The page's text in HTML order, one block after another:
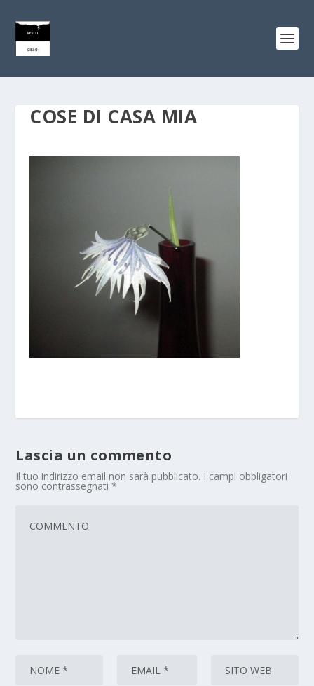
COSE DI CASA MIA
Lascia un commento
Il tuo indirizzo email non sarà pubblicato. I campi obbligatori
sono contrassegnati*